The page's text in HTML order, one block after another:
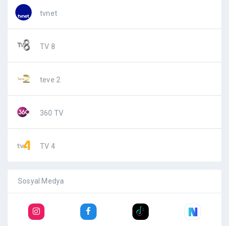
tvnet
TV 8
teve 2
360 TV
TV 4
Sosyal Medya